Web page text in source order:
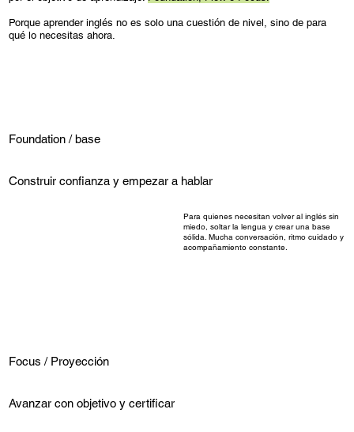
Porque aprender inglés no es solo una cuestión de nivel, sino de para
qué lo necesitas ahora.
Foundation / base
Construir confianza y empezar a hablar
Para quienes necesitan volver al inglés sin
miedo, soltar la lengua y crear una base
sólida. Mucha conversación, ritmo cuidado y
acompañamiento constante.
Focus / Proyección
Avanzar con objetivo y certificar